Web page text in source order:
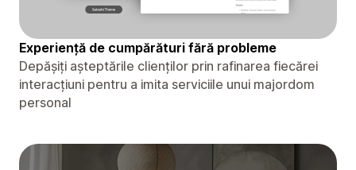
Experiență de cumpărături fără probleme
Depășiți așteptările clienților prin rafinarea fiecărei
interacțiuni pentru a imita serviciile unui majordom
personal